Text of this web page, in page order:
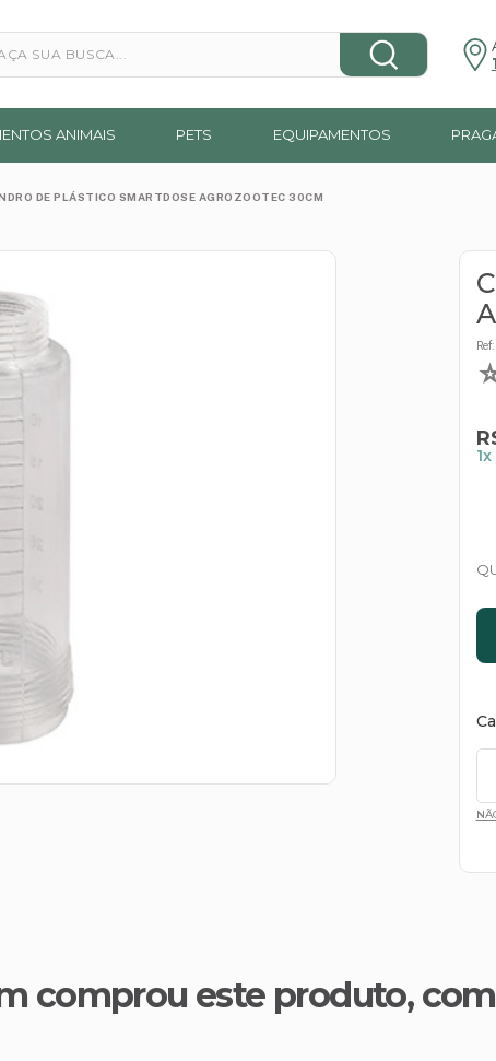
sua busca...
ANIMAIS PETS EQUIPAMENTOS
DE PLÁSTICO SMARTDOSE AGROZOOTEC 30CM
Ref:
1x
comprou este produto,